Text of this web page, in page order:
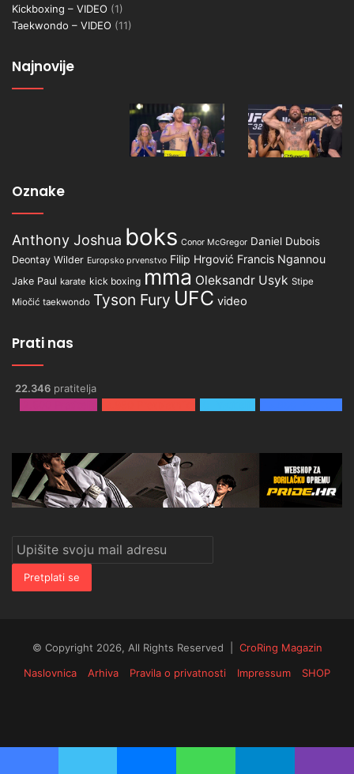
Kickboxing – VIDEO (1)
Taekwondo – VIDEO (11)
Najnovije
Oznake
Anthony Joshua boks Conor McGregor Daniel Dubois
Deontay Wilder Europsko prvenstvo Filip Hrgović Francis Ngannou
Jake Paul karate kick boxing mma Oleksandr Usyk Stipe
Miočić taekwondo Tyson Fury UFC video
Prati nas
22.346 pratitelja
Upišite
svoju
mail
adresu
© Copyright 2026, All Rights Reserved | CroRing Magazin
Naslovnica
Arhiva Pravila o privatnosti Impressum SHOP